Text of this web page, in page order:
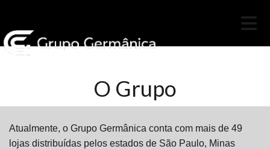
O Grupo
Atualmente, o Grupo Germânica conta com mais de 49
lojas distribuídas pelos estados de São Paulo, Minas